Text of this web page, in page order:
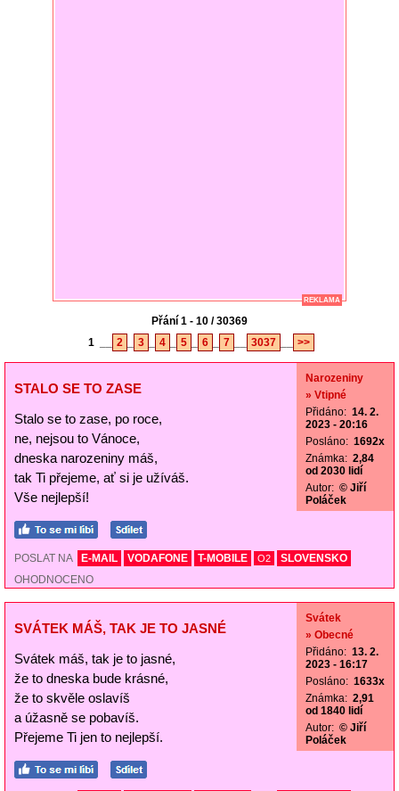
REKLAMA
Přání 1 - 10 / 30369
1
2 3 4 5 6 7 3037 >>
STALO SE TO ZASE
Stalo se to zase, po roce,
ne, nejsou to Vánoce,
dneska narozeniny máš,
tak Ti přejeme, ať si je užíváš.
Vše nejlepší!
Narozeniny
» Vtipné
Přidáno: 14. 2.
2023 - 20:16
Posláno: 1692x
Známka: 2,84
od 2030 lidí
Autor: © Jiří
Poláček
POSLAT NA E-MAIL VODAFONE T-MOBILE O2
SLOVENSKO
OHODNOCENO
SVÁTEK MÁŠ, TAK JE TO JASNÉ
Svátek máš, tak je to jasné,
že to dneska bude krásné,
že to skvěle oslavíš
a úžasně se pobavíš.
Přejeme Ti jen to nejlepší.
Svátek
» Obecné
Přidáno: 13. 2.
2023 - 16:17
Posláno: 1633x
Známka: 2,91
od 1840 lidí
Autor: © Jiří
Poláček